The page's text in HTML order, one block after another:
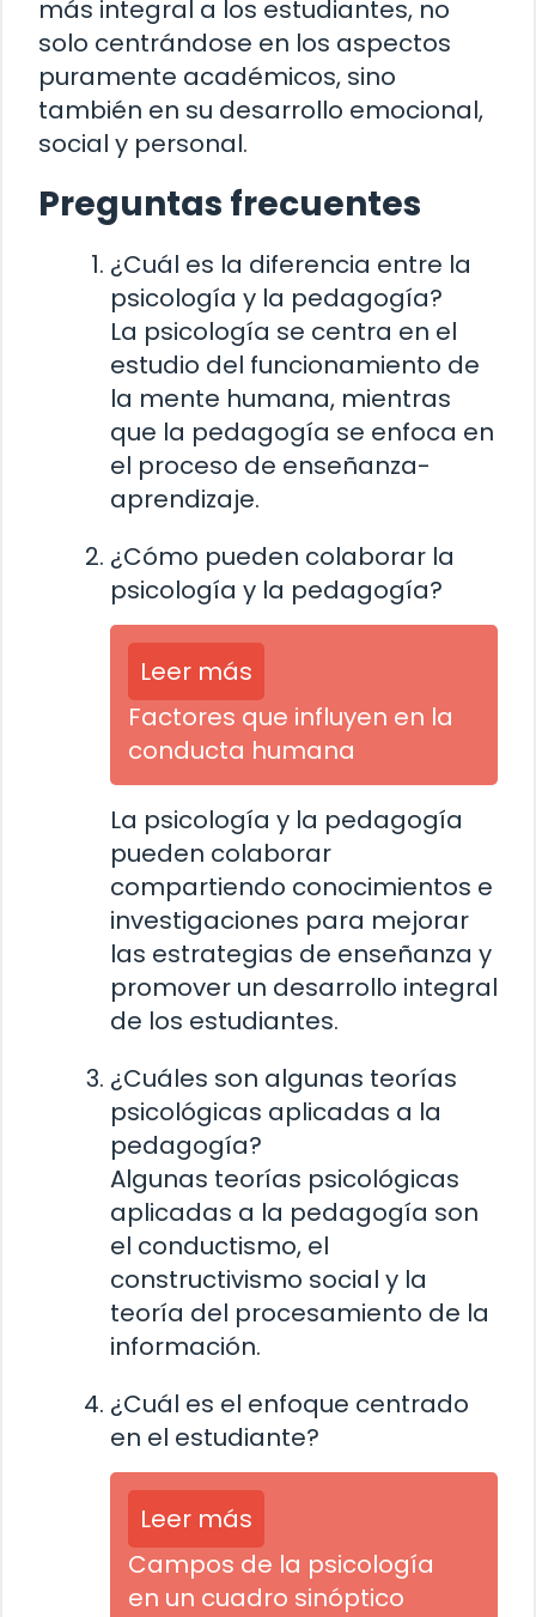
más integral a los estudiantes, no
solo centrándose en los aspectos
puramente académicos, sino
también en su desarrollo emocional,
social y personal.
Preguntas frecuentes
¿Cuál es la diferencia entre la
psicología y la pedagogía?
La psicología se centra en el
estudio del funcionamiento de
la mente humana, mientras
que la pedagogía se enfoca en
el proceso de enseñanza-
aprendizaje.
¿Cómo pueden colaborar la
psicología y la pedagogía?
Leer más
Factores que influyen en la
conducta humana
La psicología y la pedagogía
pueden colaborar
compartiendo conocimientos e
investigaciones para mejorar
las estrategias de enseñanza y
promover un desarrollo integral
de los estudiantes.
¿Cuáles son algunas teorías
psicológicas aplicadas a la
pedagogía?
Algunas teorías psicológicas
aplicadas a la pedagogía son
el conductismo, el
constructivismo social y la
teoría del procesamiento de la
información.
¿Cuál es el enfoque centrado
en el estudiante?
Leer más
Campos de la psicología
en un cuadro sinóptico